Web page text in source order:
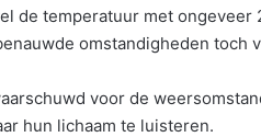
de temperatuur met ongeveer
omstandigheden toch
voor de
hun lichaam te luisteren.